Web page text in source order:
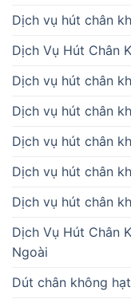
Dịch vụ hút chân
Dịch Vụ Hút Chân
Dịch vụ hút chân
Dịch vụ hút chân
Dịch vụ hút chân
Dịch vụ hút chân
Dịch vụ hút chân
Dịch Vụ Hút Chân
Ngoài
Dút chân không